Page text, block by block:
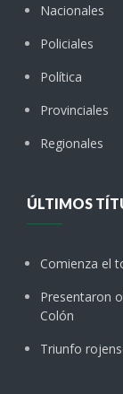
Nacionales
Policiales
Política
Provinciales
Regionales
ÚLTIMOS
Comienza el
Presentaron
Colón
Triunfo